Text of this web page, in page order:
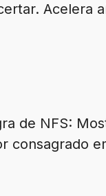
Acelera
de NFS:
consagrado